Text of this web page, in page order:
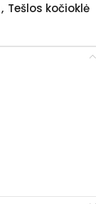
, Tešlos kočioklė